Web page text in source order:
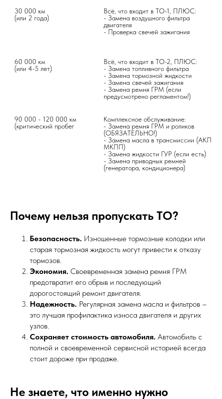
30 000 км
(или 2 года)
Всё, что входит в ТО-1, ПЛЮС:
- Замена воздушного фильтра
двигателя
- Проверка свечей зажигания
60 000 км
(или 4-5 лет)
Всё, что входит в ТО-2, ПЛЮС:
- Замена топливного фильтра
- Замена тормозной жидкости
- Замена свечей зажигания
- Замена ремня ГРМ (если
предусмотрено регламентом!)
90 000 - 120 000 км
(критический пробег
Комплексное обслуживание:
- Замена ремня ГРМ и роликов
(ОБЯЗАТЕЛЬНО!)
- Замена масла в трансмиссии (АКПП/
МКПП)
- Замена жидкости ГУР (если есть)
- Замена приводных ремней
(генератора, кондиционера)
Почему нельзя пропускать ТО?
Безопасность. Изношенные тормозные колодки или
старая тормозная жидкость могут привести к отказу
тормозов.
Экономия. Своевременная замена ремня ГРМ
предотвратит его обрыв и последующий
дорогостоящий ремонт двигателя.
Надежность. Регулярная замена масла и фильтров –
это лучшая профилактика износа двигателя и других
узлов.
Сохраняет стоимость автомобиля. Автомобиль с
полной и своевременной сервисной историей всегда
стоит дороже при продаже.
Не знаете, что именно нужно